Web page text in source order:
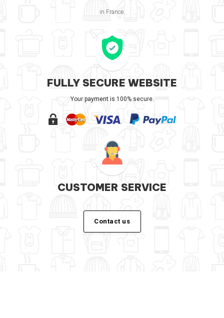
in France.
FULLY SECURE WEBSITE
Your payment is 100% secure.
CUSTOMER SERVICE
Contact us